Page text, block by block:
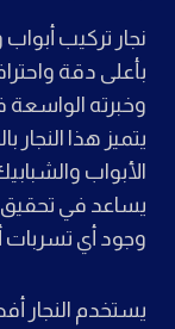
نجار تركيب
بأعلى دقة
وخبرته الواسعة
يتميز هذا
الأبواب
يساعد في
وجود أي تسربات
يستخدم النجار